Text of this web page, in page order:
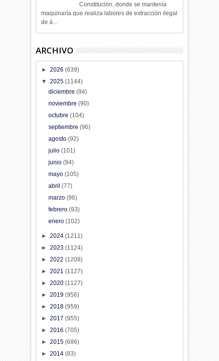
Constitución, donde se mantenía
maquinaría que realiza labores de extracción ilegal
de á...
ARCHIVO
►2026(639)
▼2025(1144)
diciembre (94)
noviembre (90)
octubre (104)
septiembre (96)
agosto (92)
julio (101)
junio (94)
mayo (105)
abril (77)
marzo (96)
febrero (93)
enero (102)
►2024(1211)
►2023(1124)
►2022(1208)
►2021(1127)
►2020(1127)
►2019(956)
►2018(959)
►2017(955)
►2016(705)
►2015(686)
►2014(83)